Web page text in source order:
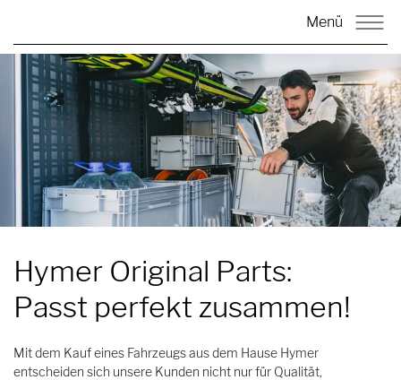
Menü
Hymer Original Parts:
Passt perfekt zusammen!
Mit dem Kauf eines Fahrzeugs aus dem Hause Hymer
entscheiden sich unsere Kunden nicht nur für Qualität,